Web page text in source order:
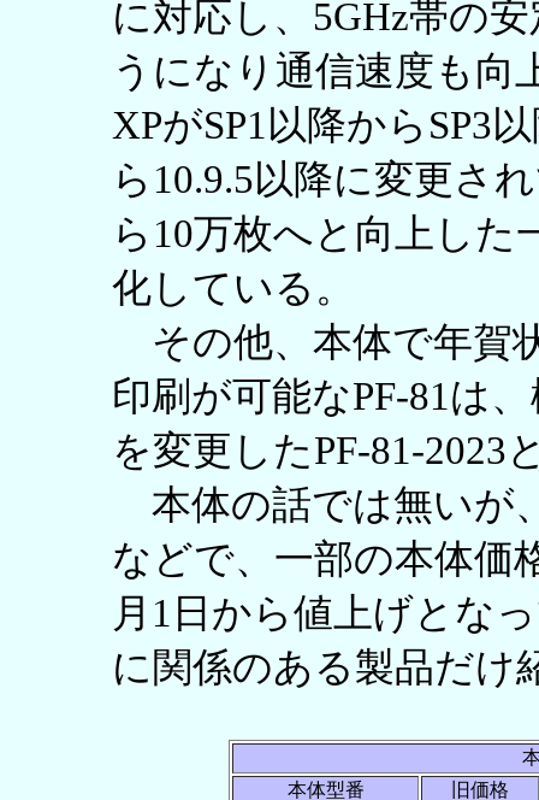
に対応し、5GHz帯の
うになり通信速度も向
XPがSP1以降からSP3
ら10.9.5以降に変更さ
ら10万枚へと向上した
化している。
その他、本体で年賀
印刷が可能なPF-81は
を変更したPF-81-2023
本体の話では無いが
などで、一部の本体価
月1日から値上げとな
に関係のある製品だけ
本体型番
旧価格